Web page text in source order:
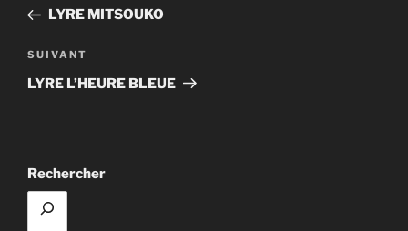
l’article
précédent
LYRE MITSOUKO
Article
suivant
SUIVANT
LYRE L’HEURE BLEUE
Rechercher